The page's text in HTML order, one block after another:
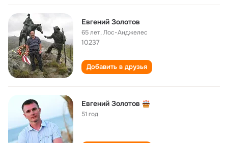
Евгений Золотов
65 лет,Лос-Анджелес
10237
Добавить в друзья
Евгений Золотов
51 год